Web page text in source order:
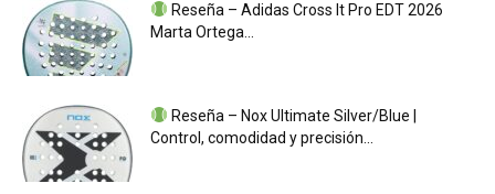
Reseña – Adidas Cross It Pro EDT 2026
Marta Ortega...
Reseña – Nox Ultimate Silver/Blue |
Control, comodidad y precisión...